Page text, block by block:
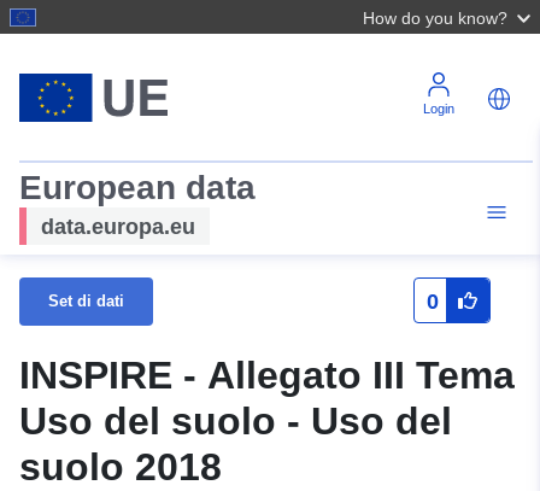
How do you know?
Login
European data
data.europa.eu
Set di dati 0
INSPIRE - Allegato III Tema
Uso del suolo - Uso del
suolo 2018